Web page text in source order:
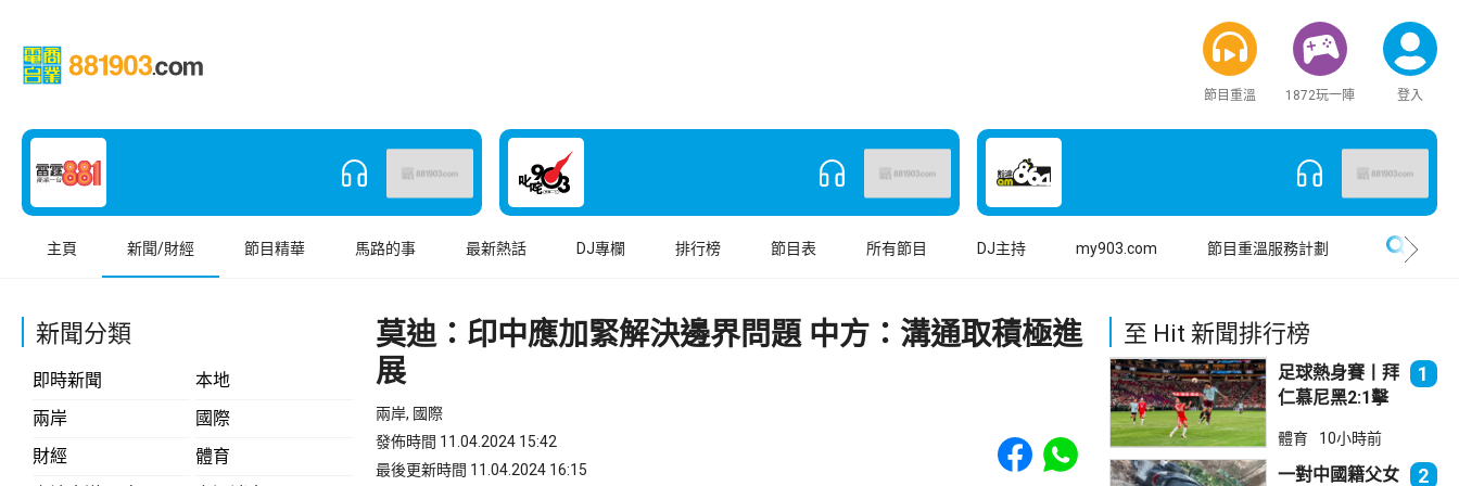
節目重溫 1872玩一陣 登入
主頁 新聞/財經 節目精華 馬路的事 最新熱話 DJ專欄 排行榜 節目表 所有節目 DJ主持 my903.com 節目重溫服務計劃
新聞分類
即時新聞
本地
兩岸
國際
財經
體育
莫迪：印中應加緊解決邊界問題 中方：溝通取積極進
展
兩岸, 國際
發佈時間 11.04.2024 15:42
最後更新時間 11.04.2024 16:15
Share to Facebook
Share to WhatsApp
至 Hit 新聞排行榜
足球熱身賽丨拜
仁慕尼黑2:1擊
1
體育 10小時前
一對中國籍父女 2